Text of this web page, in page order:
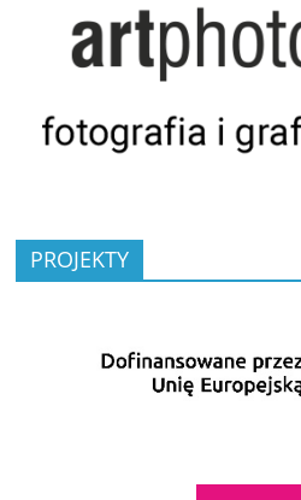
PROJEKTY